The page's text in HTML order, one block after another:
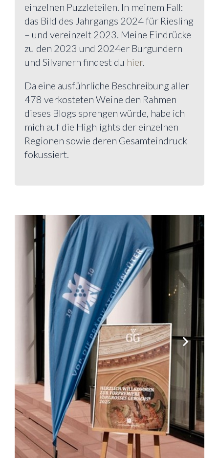
einzelnen Puzzleteilen. In meinem Fall:
das Bild des Jahrgangs 2024 für Riesling
– und vereinzelt 2023. Meine Eindrücke
zu den 2023 und 2024er Burgundern
und Silvanern findest du hier.
Da eine ausführliche Beschreibung aller
478 verkosteten Weine den Rahmen
dieses Blogs sprengen würde, habe ich
mich auf die Highlights der einzelnen
Regionen sowie deren Gesamteindruck
fokussiert.